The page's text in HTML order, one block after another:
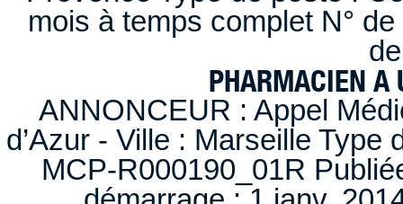
mois à temps complet N°
PHARMACIEN A
ANNONCEUR : Appel
d’Azur - Ville : Marseille
MCP-R000190_01R